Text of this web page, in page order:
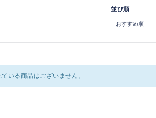
並び順
いる商品はございません。